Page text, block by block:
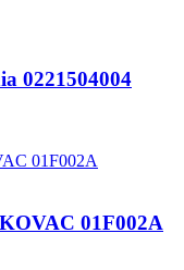
0221504004
01F002A